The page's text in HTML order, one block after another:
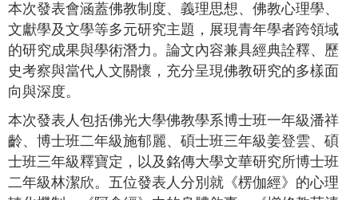
本次發表會涵蓋佛教制度、義理思想、佛教心理學、
文獻學及文學等多元研究主題，展現青年學者跨領域
的研究成果與學術潛力。論文內容兼具經典詮釋、歷
史考察與當代人文關懷，充分呈現佛教研究的多樣面
向與深度。
本次發表人包括佛光大學佛教學系博士班一年級潘祥
齡、博士班二年級施郁麗、碩士班三年級姜登雲、碩
士班三年級釋寶定，以及銘傳大學文華研究所博士班
二年級林潔欣。五位發表人分別就《楞伽經》的心理